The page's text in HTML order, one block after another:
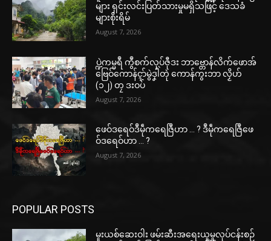
များ ရှင်းလင်းပြတ်သားမှုမရှိသဖြင့် ဒေသခံ
များစိုးရိမ်
August 7, 2026
ပ္ဍဲကမ္မရဳ ကွဳစက်လုပ်ဇီုဒး ဘာဗ္တောန်လိက်ဖောအ်
ဗြေဝ်ကောန်ၚာ်မွဲဒၞါဲတုဲ ကောန်ကွးဘာ လၟိဟ်
(၁၂) တၠ ဒးဝပ်
August 7, 2026
ဖေဝ်ဒရေဝ်ဒဳမဵုကရေဇြဳဟာ … ? ဒဳမဵုကရေဇြဳဖေ
ဝ်ဒရေဝ်ဟာ … ?
August 7, 2026
POPULAR POSTS
မူးယစ်ဆေးဝါး ဖမ်းဆီးအရေးယူမှုလုပ်ငန်းစဉ်